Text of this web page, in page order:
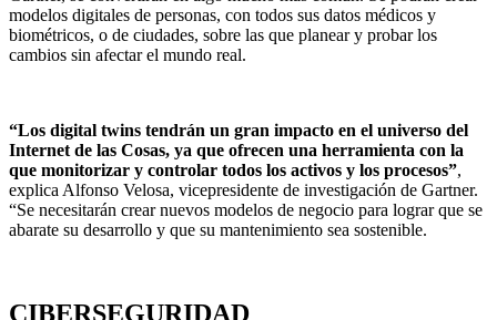
modelos digitales de personas, con todos sus datos médicos y
biométricos, o de ciudades, sobre las que planear y probar los
cambios sin afectar el mundo real.
“Los digital twins tendrán un gran impacto en el universo del
Internet de las Cosas, ya que ofrecen una herramienta con la
que monitorizar y controlar todos los activos y los procesos”,
explica Alfonso Velosa, vicepresidente de investigación de Gartner.
“Se necesitarán crear nuevos modelos de negocio para lograr que se
abarate su desarrollo y que su mantenimiento sea sostenible.
CIBERSEGURIDAD